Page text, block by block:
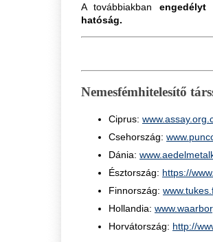
A továbbiakban
hatóság.
Nemesfémhitelesítő
Ciprus:
Csehország:
Dánia:
Észtország: https://
Finnország:
Hollandia:
Horvátország: http://